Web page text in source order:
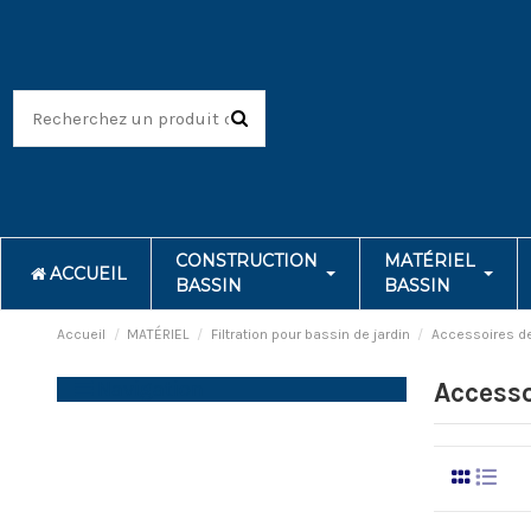
ACCUEIL
CONSTRUCTION
BASSIN
MATÉRIEL
BASSIN
Accueil MATÉRIEL Filtration pour bassin de jardin Accessoires